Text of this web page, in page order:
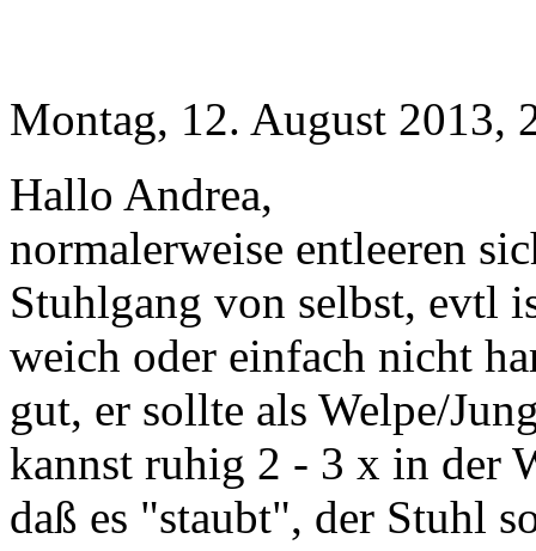
Montag, 12. August 2013,
Hallo Andrea,
normalerweise entleeren
Stuhlgang von selbst, evtl
weich oder einfach nicht
gut, er sollte als Welpe/
kannst ruhig 2 - 3 x in der
daß es "staubt", der Stuhl